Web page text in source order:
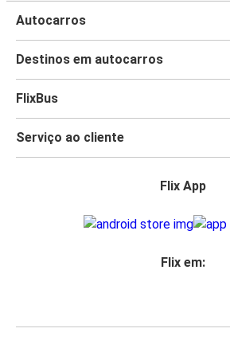
Autocarros
Destinos em autocarros
FlixBus
Serviço ao cliente
Flix App
Flix em: